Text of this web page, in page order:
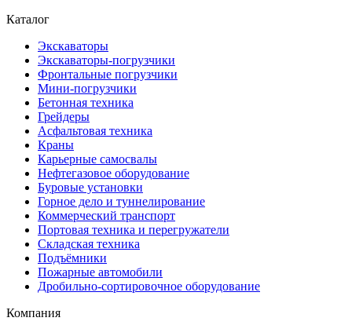
Каталог
Экскаваторы
Экскаваторы-погрузчики
Фронтальные погрузчики
Мини-погрузчики
Бетонная техника
Грейдеры
Асфальтовая техника
Краны
Карьерные самосвалы
Нефтегазовое оборудование
Буровые установки
Горное дело и туннелирование
Коммерческий транспорт
Портовая техника и перегружатели
Складская техника
Подъёмники
Пожарные автомобили
Дробильно-сортировочное оборудование
Компания